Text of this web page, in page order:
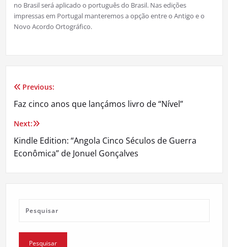
no Brasil será aplicado o português do Brasil. Nas edições
impressas em Portugal manteremos a opção entre o Antigo e o
Novo Acordo Ortográfico.
Navegação
de
artigos
Previous:
Faz cinco anos que lançámos livro de “Nível”
Next:
Kindle Edition: “Angola Cinco Séculos de Guerra
Econômica” de Jonuel Gonçalves